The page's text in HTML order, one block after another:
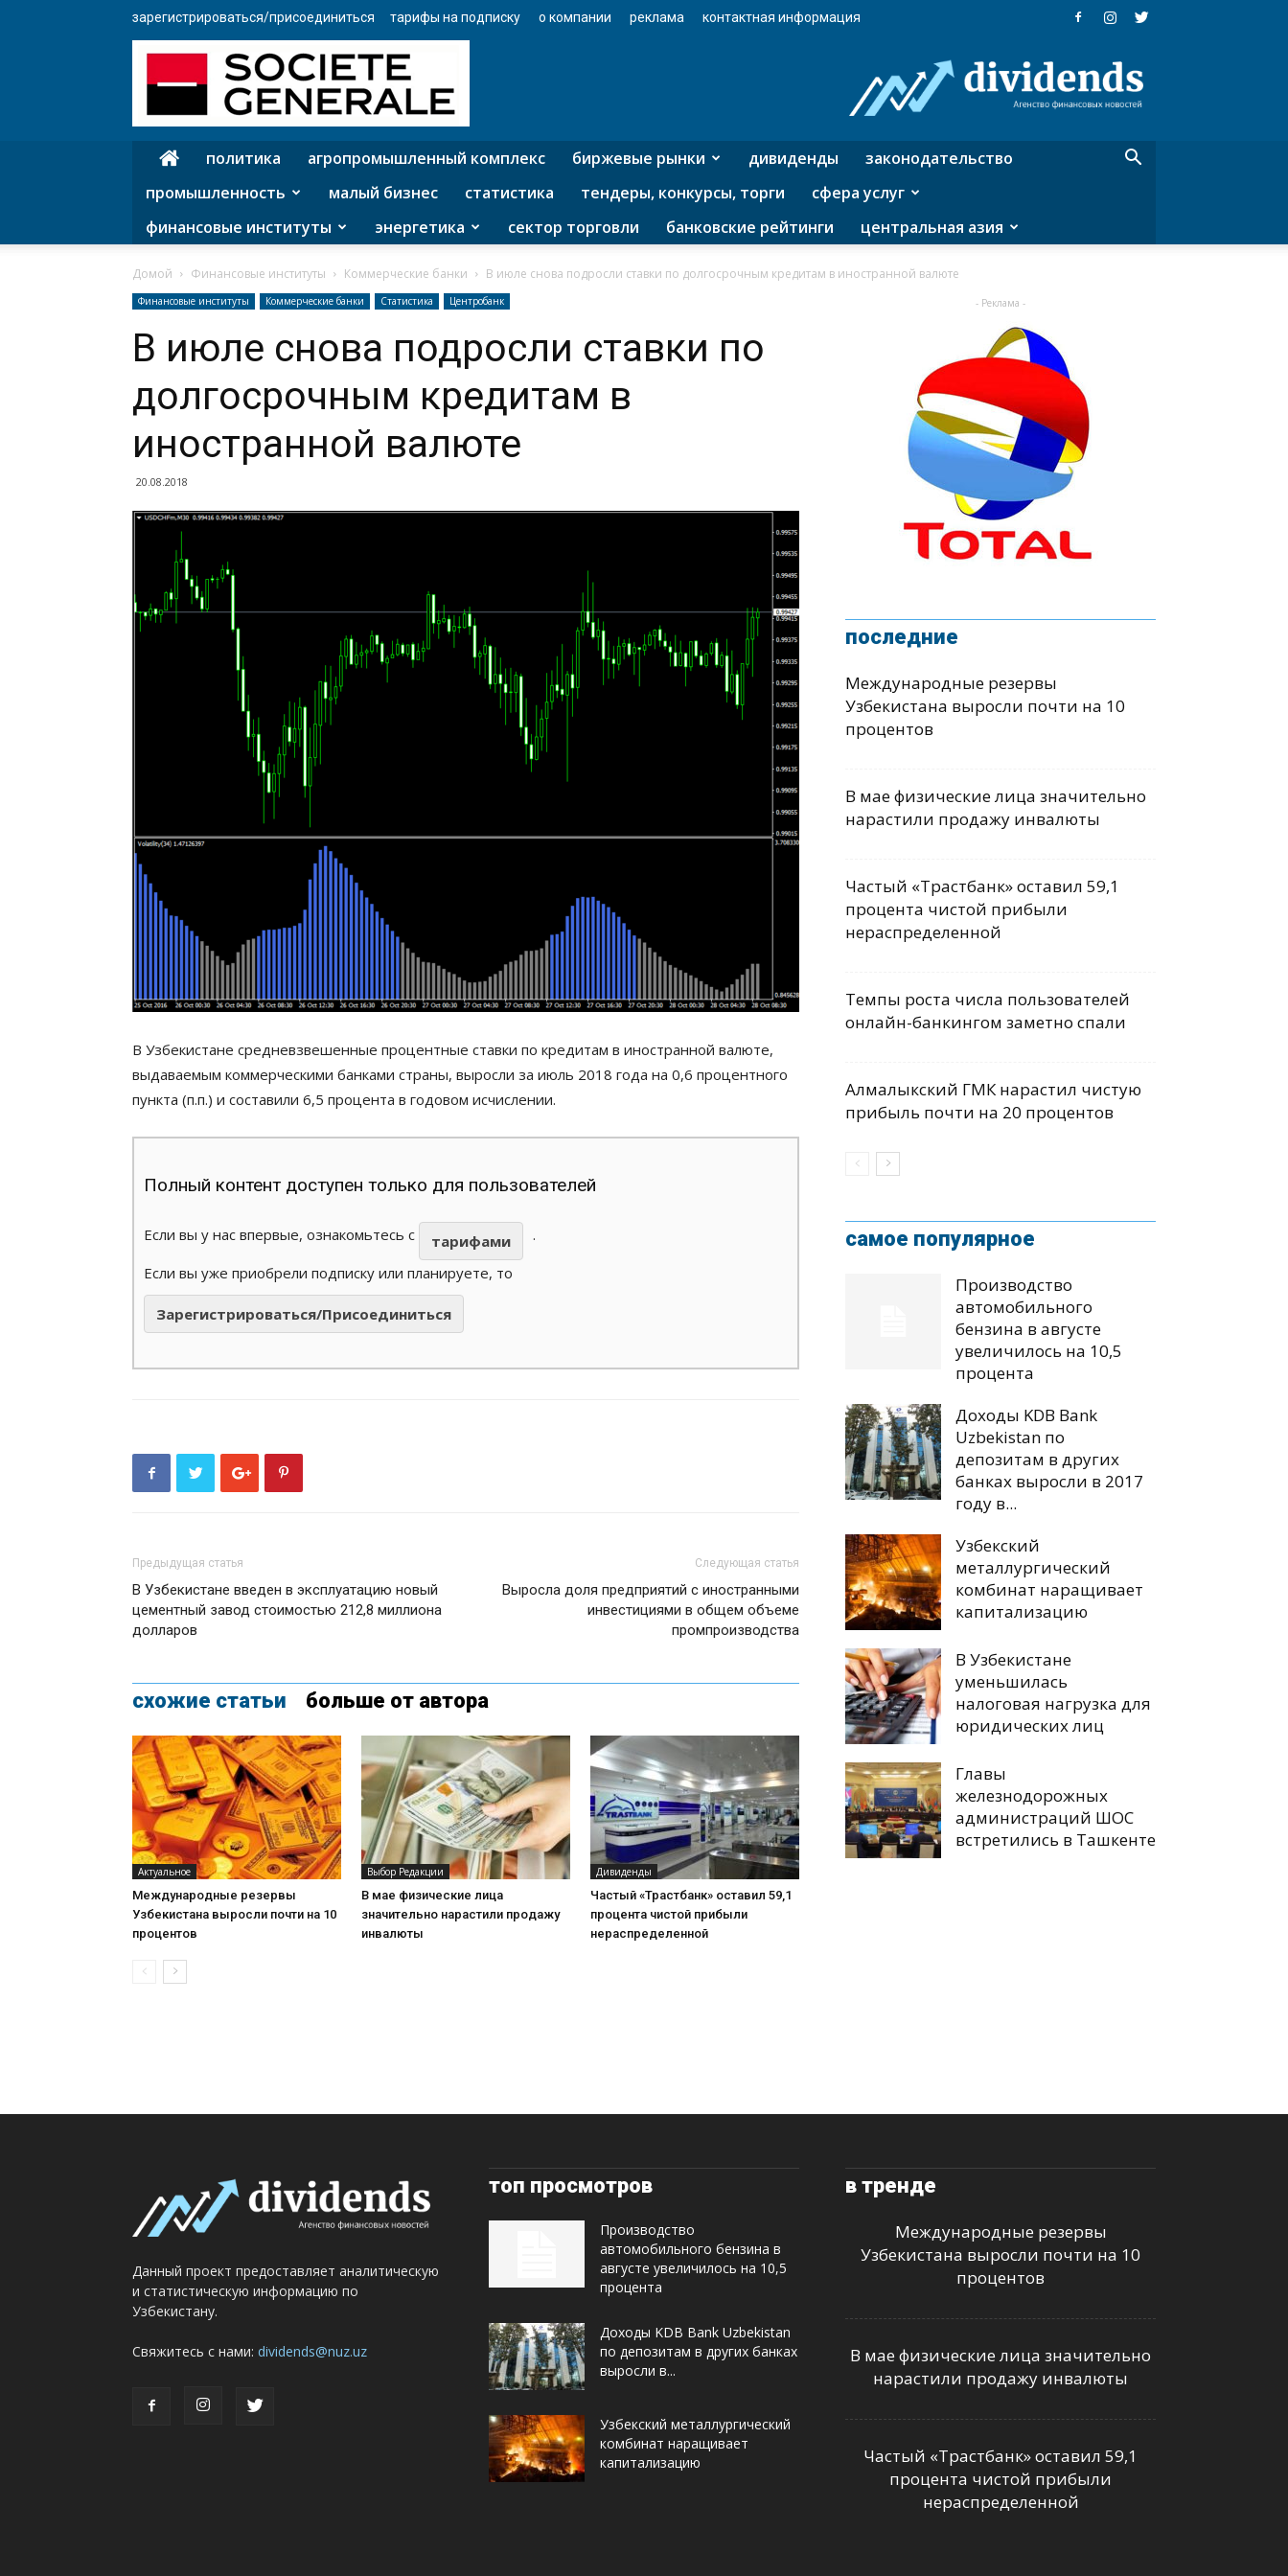
зарегистрироваться/присоединиться тарифы на подписку о компании реклама контактная информация
агентство
финансовых
политика агропромышленный комплекс биржевые рынки дивиденды
законодательство
промышленность
малый бизнес статистика тендеры, конкурсы, торги
сфера услуг
финансовые институты
энергетика сектор торговли банковские рейтинги центральная азия
Домой Финансовые институты Коммерческие банки В июле снова подросли ставки по долгосрочным кредитам в иностранной валюте
Финансовые институты Коммерческие банки Статистика Центробанк
В июле снова подросли ставки по
долгосрочным кредитам в
иностранной валюте
20.08.2018
В Узбекистане средневзвешенные процентные ставки по кредитам в иностранной валюте,
выдаваемым коммерческими банками страны, выросли за июль 2018 года на 0,6 процентного
пункта (п.п.) и составили 6,5 процента в годовом исчислении.
Полный контент доступен только для пользователей
Если вы у нас впервые, ознакомьтесь с тарифами
.
Если вы уже приобрели подписку или планируете, то
Зарегистрироваться/Присоединиться
Предыдущая статья
В Узбекистане введен в эксплуатацию новый
цементный завод стоимостью 212,8 миллиона
долларов
Следующая статья
Выросла доля предприятий с иностранными
инвестициями в общем объеме
промпроизводства
схожие статьи больше от автора
Актуальное
Международные резервы
Узбекистана выросли почти на 10
процентов
Выбор Редакции
В мае физические лица
значительно нарастили продажу
инвалюты
Дивиденды
Частый «Трастбанк» оставил 59,1
процента чистой прибыли
нераспределенной
- Реклама -
последние
Международные резервы
Узбекистана выросли почти на 10
процентов
В мае физические лица значительно
нарастили продажу инвалюты
Частый «Трастбанк» оставил 59,1
процента чистой прибыли
нераспределенной
Темпы роста числа пользователей
онлайн-банкингом заметно спали
Алмалыкский ГМК нарастил чистую
прибыль почти на 20 процентов
самое популярное
Производство
автомобильного
бензина в августе
увеличилось на 10,5
процента
Доходы KDB Bank
Uzbekistan по
депозитам в других
банках выросли в 2017
году в...
Узбекский
металлургический
комбинат наращивает
капитализацию
В Узбекистане
уменьшилась
налоговая нагрузка для
юридических лиц
Главы
железнодорожных
администраций ШОС
встретились в Ташкенте
Данный проект предоставляет аналитическую
и статистическую информацию по
Узбекистану.
Свяжитесь с нами: dividends@nuz.uz
топ просмотров
Производство
автомобильного бензина в
августе увеличилось на 10,5
процента
Доходы KDB Bank Uzbekistan
по депозитам в других банках
выросли в...
Узбекский металлургический
комбинат наращивает
капитализацию
в тренде
Международные резервы
Узбекистана выросли почти на 10
процентов
В мае физические лица значительно
нарастили продажу инвалюты
Частый «Трастбанк» оставил 59,1
процента чистой прибыли
нераспределенной